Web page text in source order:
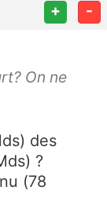
+ -
On ne
des
?
(78